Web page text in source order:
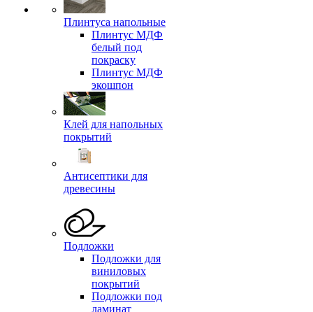
Плинтуса напольные
Плинтус МДФ
белый под
покраску
Плинтус МДФ
экошпон
Клей для напольных
покрытий
Антисептики для
древесины
Подложки
Подложки для
виниловых
покрытий
Подложки под
ламинат